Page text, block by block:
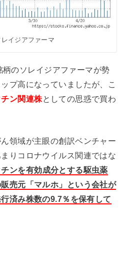
イジアファーマ
のソレイジアファーマが勢
プ高になっていましたが、こ
ン関連株 としての思惑で買わ
領域が主眼の創訳ベンチャー
りコロナウイルス関連ではな
ンを有効成分とする駆虫薬
販売元「マルホ」という会社が
済み株数の9.7％を保有して